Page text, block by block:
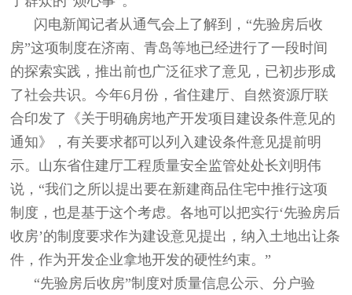
闪电新闻记者从通气会上了解到，“先验房后收
房”这项制度在济南、青岛等地已经进行了一段时间
的探索实践，推出前也广泛征求了意见，已初步形成
了社会共识。今年6月份，省住建厅、自然资源厅联
合印发了《关于明确房地产开发项目建设条件意见的
通知》，有关要求都可以列入建设条件意见提前明
示。山东省住建厅工程质量安全监管处处长刘明伟
说，“我们之所以提出要在新建商品住宅中推行这项
制度，也是基于这个考虑。各地可以把实行‘先验房后
收房’的制度要求作为建设意见提出，纳入土地出让条
件，作为开发企业拿地开发的硬性约束。”
“先验房后收房”制度对质量信息公示、分户验